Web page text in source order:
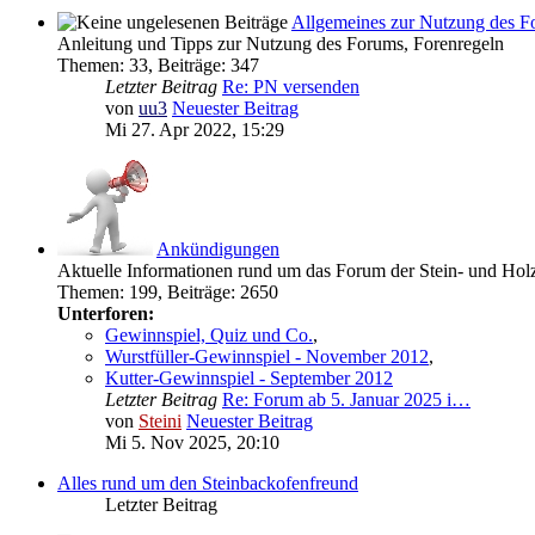
Allgemeines zur Nutzung des
Anleitung und Tipps zur Nutzung des Forums, Forenregeln
Themen: 33, Beiträge: 347
Letzter Beitrag Re: PN versenden
von uu3 Neuester Beitrag
Mi 27. Apr 2022, 15:29
Ankündigungen
Aktuelle Informationen rund um das Forum der Stein- und
Themen: 199, Beiträge: 2650
Unterforen:
Gewinnspiel, Quiz und Co.,
Wurstfüller-Gewinnspiel - November 2012,
Kutter-Gewinnspiel - September 2012
Letzter Beitrag Re: Forum ab 5. Januar 2025 i…
von Steini Neuester Beitrag
Mi 5. Nov 2025, 20:10
Alles rund um den Steinbackofenfreund
Letzter Beitrag